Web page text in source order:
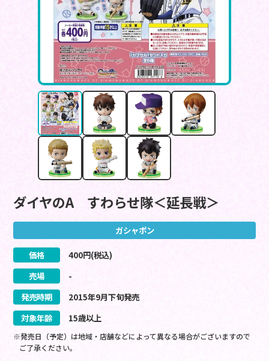
ダイヤのA すわらせ隊＜延長戦＞
ガシャポン
価格 400円(税込)
売場
-
発売時期
2015年9月下旬発売
対象年齢
15歳以上
※発売日（予定）は地域・店舗などによって異なる場合がございますので
ご了承ください。